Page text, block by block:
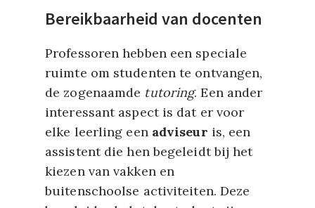
Bereikbaarheid van docenten
Professoren hebben een speciale
ruimte om studenten te ontvangen,
de zogenaamde tutoring. Een ander
interessant aspect is dat er voor
elke leerling een adviseur is, een
assistent die hen begeleidt bij het
kiezen van vakken en
buitenschoolse activiteiten. Deze